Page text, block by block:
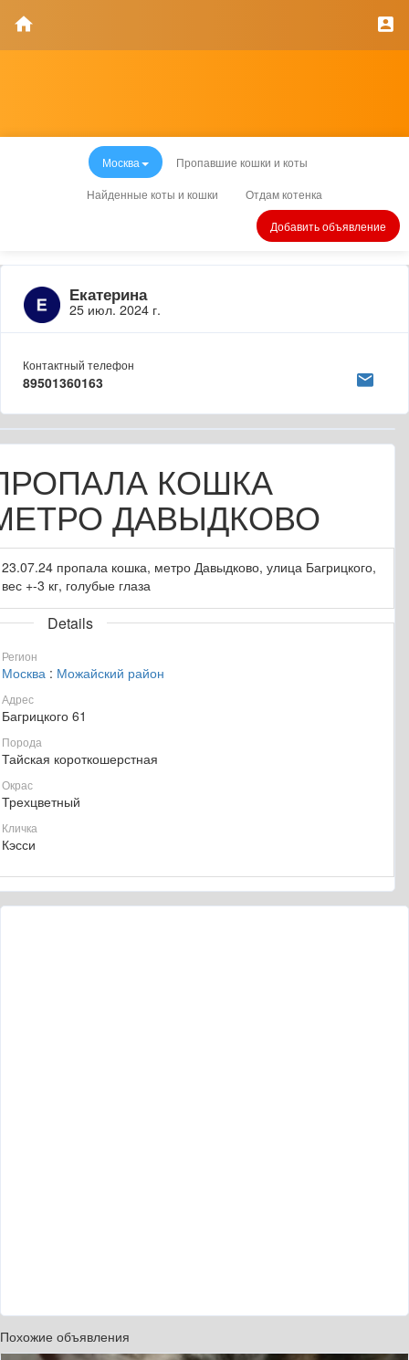
Москва Пропавшие кошки и коты
Найденные коты и кошки Отдам котенка
Добавить объявление
Екатерина
25 июл. 2024 г.
Контактный телефон
89501360163
КОШКА
ДАВЫДКОВО
23.07.24 пропала кошка, метро Давыдково, улица Багрицкого,
вес +-3 кг, голубые глаза
Details
Регион
Москва : Можайский район
Адрес
Багрицкого 61
Порода
Тайская короткошерстная
Окрас
Трехцветный
Кличка
Кэсси
Похожие объявления